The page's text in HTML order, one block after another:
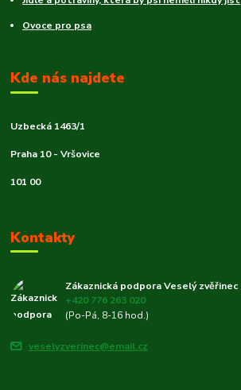
Ovoce pro psa
Kde nás najdete
Uzbecká 1463/1
Praha 10 - Vršovice
101 00
Kontakty
Zákaznická podpora Veselý zvěřinec
+420 776 263 020
(Po-Pá, 8-16 hod.)
veselyzverinec@email.cz